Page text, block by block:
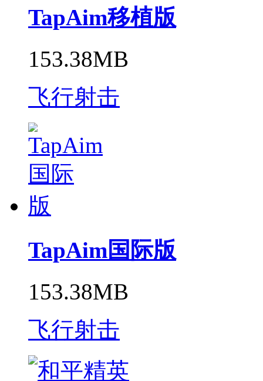
TapAim移植版
153.38MB
飞行射击
TapAim国际版
153.38MB
飞行射击